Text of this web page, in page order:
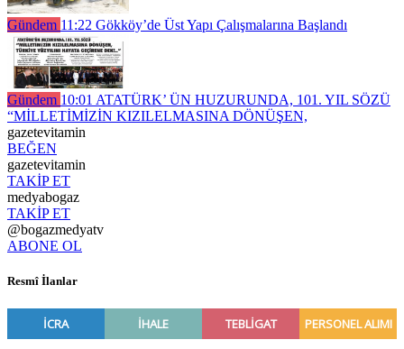
Gündem 11:22 Gökköy’de Üst Yapı Çalışmalarına Başlandı
Gündem 10:01 ATATÜRK’ ÜN HUZURUNDA, 101. YIL SÖZÜ
“MİLLETİMİZİN KIZILELMASINA DÖNÜŞEN,
gazetevitamin
BEĞEN
gazetevitamin
TAKİP ET
medyabogaz
TAKİP ET
@bogazmedyatv
ABONE OL
Resmî İlanlar